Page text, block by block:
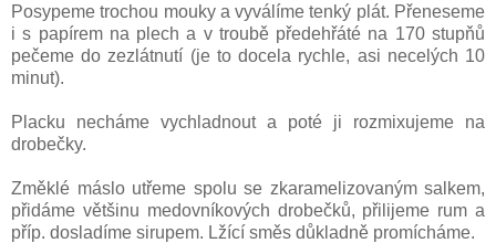
Posypeme trochou mouky a vyválíme tenký plát. Přeneseme
i s papírem na plech a v troubě předehřáté na 170 stupňů
pečeme do zezlátnutí (je to docela rychle, asi necelých 10
minut).
Placku necháme vychladnout a poté ji rozmixujeme na
drobečky.
Změklé máslo utřeme spolu se zkaramelizovaným salkem,
přidáme většinu medovníkových drobečků, přilijeme rum a
příp. dosladíme sirupem. Lžící směs důkladně promícháme.